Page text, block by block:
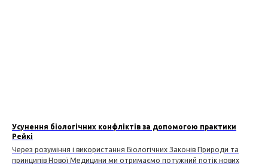
Усунення біологічних конфліктів за допомогою практики
Рейкі
Через розуміння і використання Біологічних Законів Природи та
принципів Нової Медицини ми отримаємо потужний потік нових